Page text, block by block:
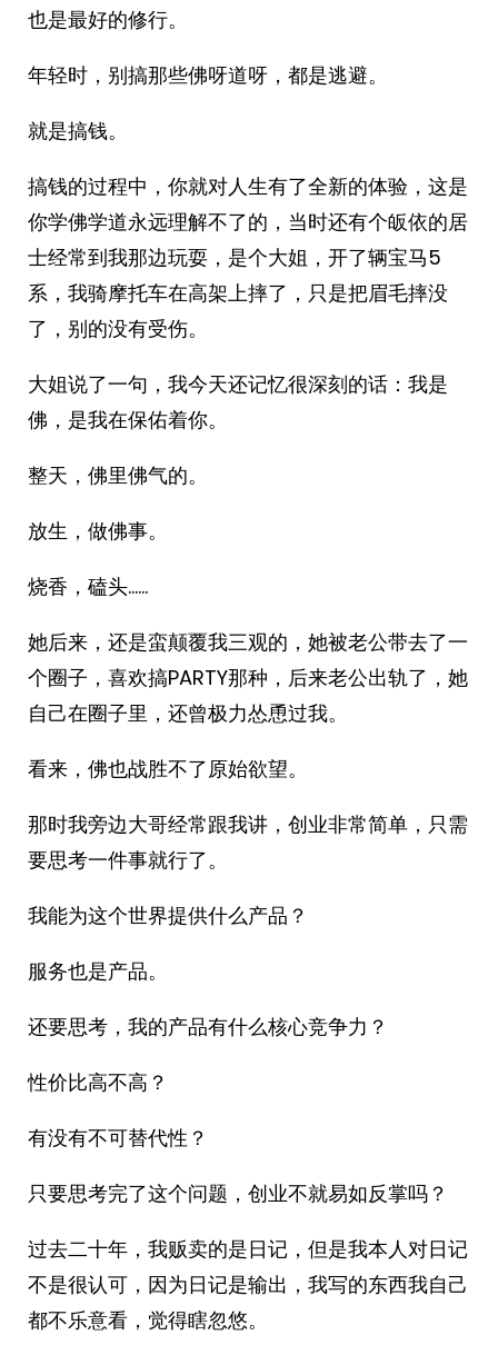
也是最好的修行。
年轻时，别搞那些佛呀道呀，都是逃避。
就是搞钱。
搞钱的过程中，你就对人生有了全新的体验，这是
你学佛学道永远理解不了的，当时还有个皈依的居
士经常到我那边玩耍，是个大姐，开了辆宝马5
系，我骑摩托车在高架上摔了，只是把眉毛摔没
了，别的没有受伤。
大姐说了一句，我今天还记忆很深刻的话：我是
佛，是我在保佑着你。
整天，佛里佛气的。
放生，做佛事。
烧香，磕头……
她后来，还是蛮颠覆我三观的，她被老公带去了一
个圈子，喜欢搞PARTY那种，后来老公出轨了，她
自己在圈子里，还曾极力怂恿过我。
看来，佛也战胜不了原始欲望。
那时我旁边大哥经常跟我讲，创业非常简单，只需
要思考一件事就行了。
我能为这个世界提供什么产品？
服务也是产品。
还要思考，我的产品有什么核心竞争力？
性价比高不高？
有没有不可替代性？
只要思考完了这个问题，创业不就易如反掌吗？
过去二十年，我贩卖的是日记，但是我本人对日记
不是很认可，因为日记是输出，我写的东西我自己
都不乐意看，觉得瞎忽悠。